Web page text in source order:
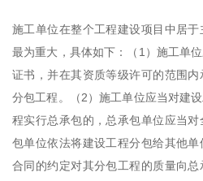
施工单位在整个工程建设项目中居
最为重大，具体如下：（1）施工单
证书，并在其资质等级许可的范围
分包工程。（2）施工单位应当对建
程实行总承包的，总承包单位应当
包单位依法将建设工程分包给其他
合同的约定对其分包工程的质量向